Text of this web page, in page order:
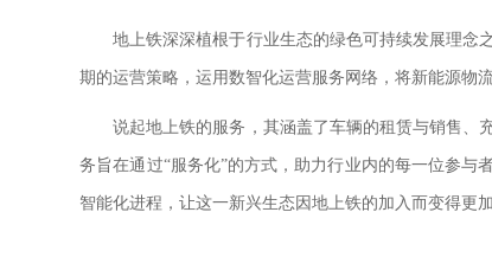
地上铁深深植根于行业生态的绿色可持续发展理念
期的运营策略，运用数智化运营服务网络，将新能源物
说起地上铁的服务，其涵盖了车辆的租赁与销售、
务旨在通过“服务化”的方式，助力行业内的每一位参与
智能化进程，让这一新兴生态因地上铁的加入而变得更